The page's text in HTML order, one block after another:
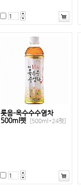
롯음-옥수수수염차
500ml펫
[500ml*24펫]